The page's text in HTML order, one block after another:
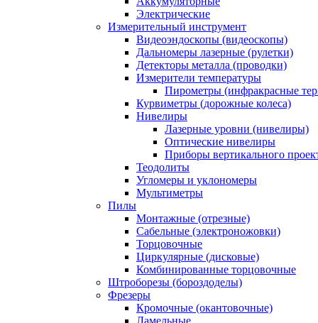
Электрические
Измерительный инструмент
Видеоэндоскопы (видеоскопы)
Дальномеры лазерные (рулетки)
Детекторы металла (проводки)
Измерители температуры
Пирометры (инфракрасные
Курвиметры (дорожные колеса)
Нивелиры
Лазерные уровни (нивелиры)
Оптические нивелиры
Приборы вертикального
Теодолиты
Угломеры и уклономеры
Мультиметры
Пилы
Монтажные (отрезные)
Сабельные (электроножовки)
Торцовочные
Циркулярные (дисковые)
Комбинированные торцовочные
Штроборезы (бороздоделы)
Фрезеры
Кромочные (окантовочные)
Ламельные